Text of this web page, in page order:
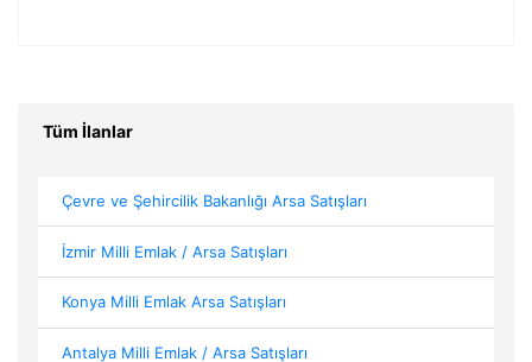
Tüm İlanlar
Çevre ve Şehircilik Bakanlığı Arsa Satışları
İzmir Milli Emlak / Arsa Satışları
Konya Milli Emlak Arsa Satışları
Antalya Milli Emlak / Arsa Satışları